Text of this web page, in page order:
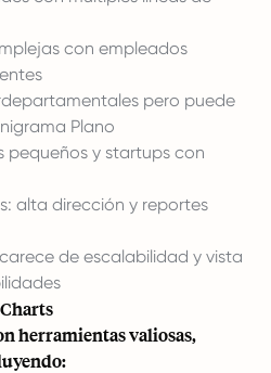
con empleados
pero puede
Plano
y startups con
alta dirección y reportes
de escalabilidad y vista
herramientas valiosas,